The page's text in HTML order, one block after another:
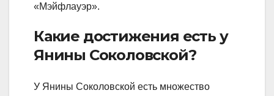
«Мэйфлауэр».
Какие достижения есть у
Янины Соколовской?
У Янины Соколовской есть множество